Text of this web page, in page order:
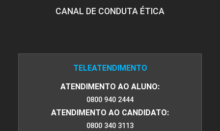
CANAL DE CONDUTA ÉTICA
TELEATENDIMENTO
ATENDIMENTO AO ALUNO:
0800 940 2444
ATENDIMENTO AO CANDIDATO:
0800 340 3113